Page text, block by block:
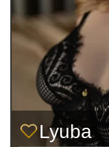
Lyuba